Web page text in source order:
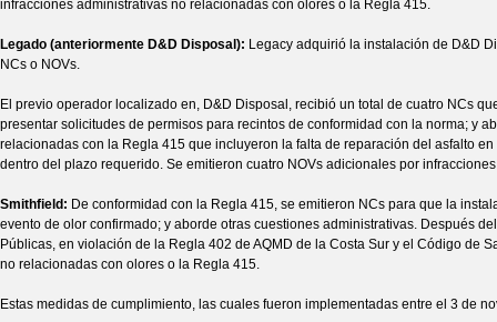
infracciones administrativas no relacionadas con olores o la Regla 415.
Legado (anteriormente D&D Disposal): Legacy adquirió la instalación de D&D
NCs o NOVs.
El previo operador localizado en, D&D Disposal, recibió un total de cuatro NCs
presentar solicitudes de permisos para recintos de conformidad con la norma; y
relacionadas con la Regla 415 que incluyeron la falta de reparación del asfalto
dentro del plazo requerido. Se emitieron cuatro NOVs adicionales por
Smithfield: De conformidad con la Regla 415, se emitieron NCs para que la
evento de olor confirmado; y aborde otras cuestiones administrativas. Después
Públicas, en violación de la Regla 402 de AQMD de la Costa Sur y el Código de
no relacionadas con olores o la Regla 415.
Estas medidas de cumplimiento, las cuales fueron implementadas entre el 3 de